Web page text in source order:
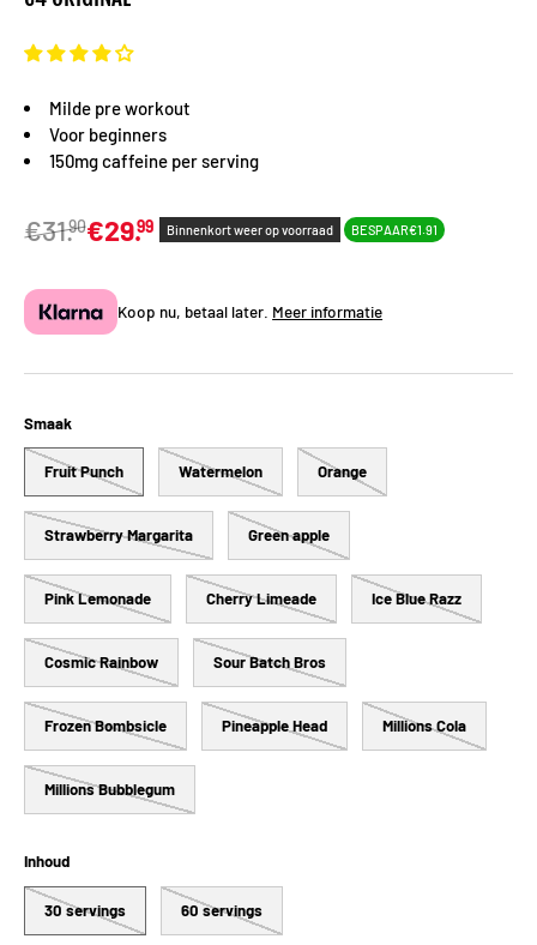
Milde pre workout
Voor beginners
150mg caffeine per serving
€31.90€29.99 Binnenkort weer op voorraad BESPAAR€1.91
Koop nu, betaal later. Meer informatie
Smaak
Fruit Punch Watermelon Orange
Strawberry Margarita Green apple
Pink Lemonade Cherry Limeade Ice Blue Razz
Cosmic Rainbow Sour Batch Bros
Frozen Bombsicle Pineapple Head Millions Cola
Millions Bubblegum
Inhoud
30 servings 60 servings